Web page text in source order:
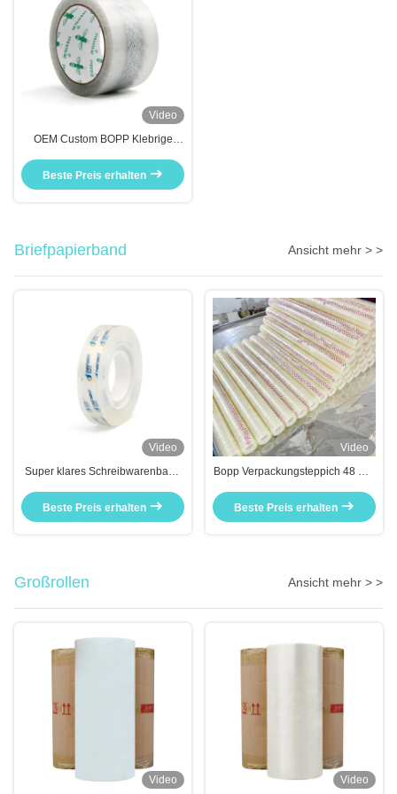
Video
OEM Custom BOPP Klebrige
Verpackung
Beste Preis erhalten
Briefpapierband Ansicht mehr > >
Video
Super klares Schreibwarenband
Beste Preis erhalten
Video
Bopp Verpackungsteppich 48 mm
Beste Preis erhalten
Großrollen Ansicht mehr > >
Video
Video